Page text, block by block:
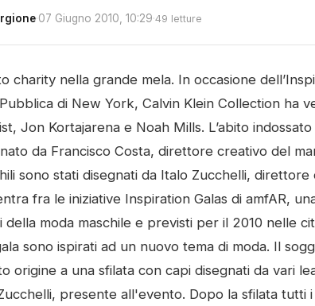
·07 Giugno 2010, 10:29·49 letture
charity nella grande mela. In occasione
di New York, Calvin Klein Collection ha
Jon Kortajarena e Noah Mills. L’abito
da Francisco Costa, direttore creativo del
sono stati disegnati da Italo Zucchelli,
fra le iniziative Inspiration Galas di amfAR,
della moda maschile e previsti per il 2010 nelle
sono ispirati ad un nuovo tema di moda. Il
origine a una sfilata con capi disegnati da vari
presente all'evento. Dopo la sfilata tutti